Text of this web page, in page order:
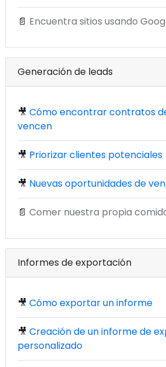
📄 Encuentra sitios usando
Generación de leads
🎥 Cómo encontrar contratos
vencen
🎥 Priorizar clientes potenciales
🎥 Nuevas oportunidades de
📄 Comer nuestra propia
Informes de exportación
🎥 Cómo exportar un informe
🎥 Creación de un informe de
personalizado